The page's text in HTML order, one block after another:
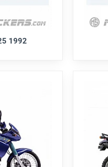
1992